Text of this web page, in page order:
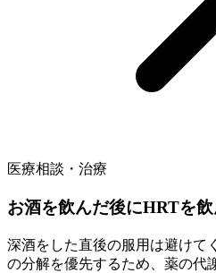
医療相談・治療
お酒を飲んだ後にHRTを
深酒をした直後の服用は避けて
の分解を優先するため、薬の代